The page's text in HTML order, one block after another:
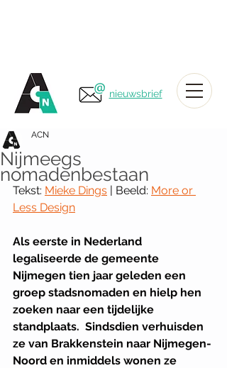
nieuwsbrief
Nijmeegs
nomadenbestaan
ACN
Tekst: Mieke Dings | Beeld: More or
Less Design
Als eerste in Nederland
legaliseerde de gemeente
Nijmegen tien jaar geleden een
groep stadsnomaden en hielp hen
zoeken naar een tijdelijke
standplaats.  Sindsdien verhuisden
ze van Brakkenstein naar Nijmegen-
Noord en inmiddels wonen ze